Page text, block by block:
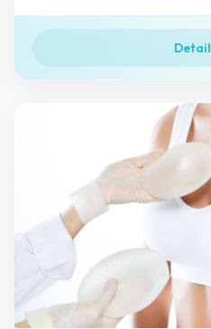
Detail